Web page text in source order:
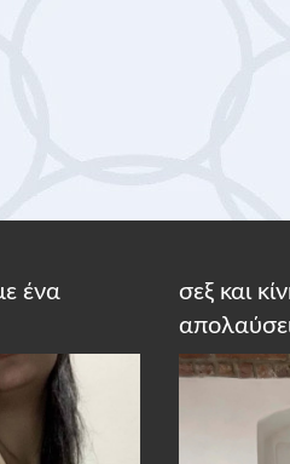
ένα
σεξ και